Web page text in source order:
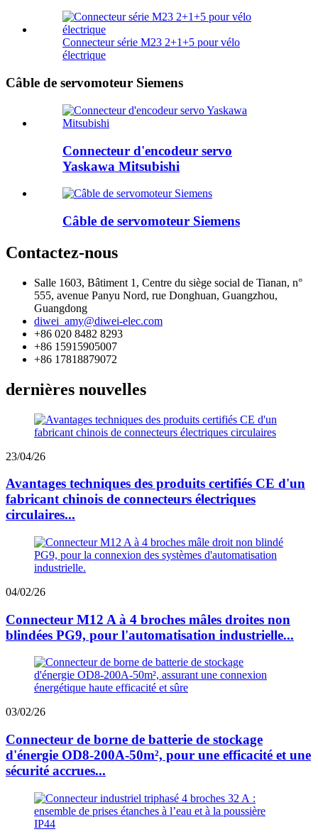
Connecteur série M23 2+1+5 pour vélo
électrique
Câble de servomoteur Siemens
Connecteur d'encodeur servo
Yaskawa Mitsubishi
Câble de servomoteur Siemens
Contactez-nous
Salle 1603, Bâtiment 1, Centre du siège social de Tianan, n°
555, avenue Panyu Nord, rue Donghuan, Guangzhou,
Guangdong
diwei_amy@diwei-elec.com
+86 020 8482 8293
+86 15915905007
+86 17818879072
dernières nouvelles
23/04/26
Avantages techniques des produits certifiés CE d'un
fabricant chinois de connecteurs électriques
circulaires...
04/02/26
Connecteur M12 A à 4 broches mâles droites non
blindées PG9, pour l'automatisation industrielle...
03/02/26
Connecteur de borne de batterie de stockage
d'énergie OD8-200A-50m², pour une efficacité et une
sécurité accrues...